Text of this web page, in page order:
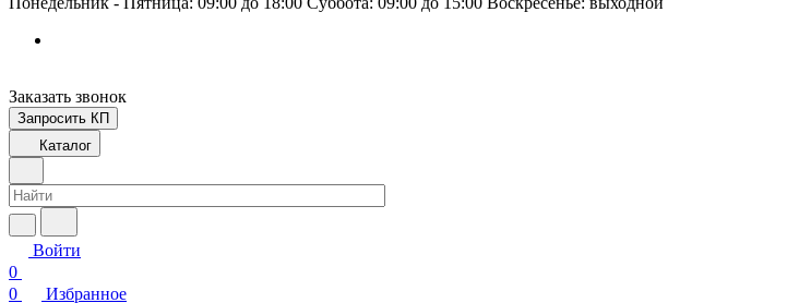
Заказать звонок
Запросить КП
Каталог
Войти
0
0
Избранное